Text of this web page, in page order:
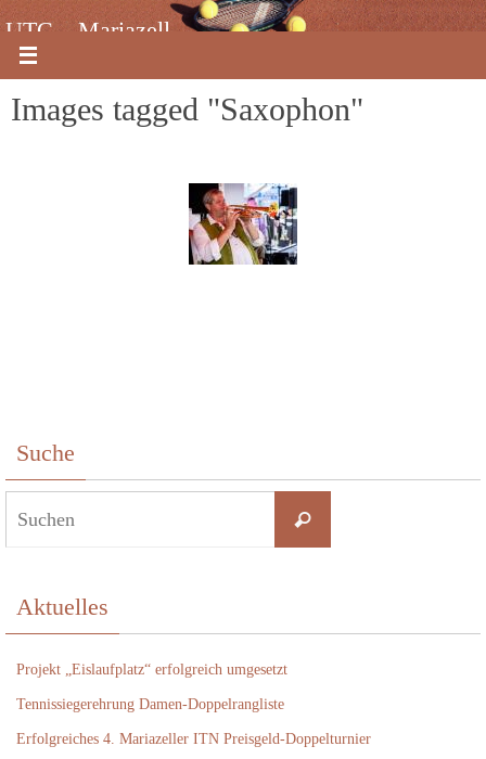
Zum
Inhalt
UTC – Mariazell
Images tagged "Saxophon"
Suche
Suchen
Aktuelles
Projekt „Eislaufplatz“ erfolgreich umgesetzt
Tennissiegerehrung Damen-Doppelrangliste
Erfolgreiches 4. Mariazeller ITN Preisgeld-Doppelturnier